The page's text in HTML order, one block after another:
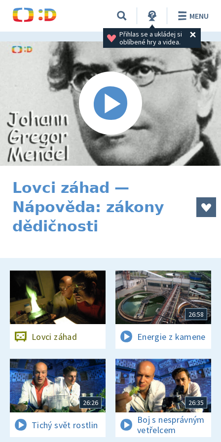
Přihlas se a ukládej si
oblíbené hry a videa.
MENU
Lovci záhad —
Nápověda: zákony
dědičnosti
Lovci záhad
26:58
Energie z kamene
26:26
Tichý svět rostlin
26:35
Boj s nesprávným
vetřelcem